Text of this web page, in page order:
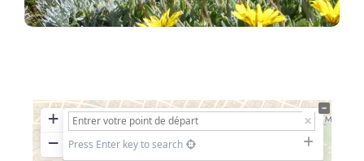
+
−
Press Enter key to search